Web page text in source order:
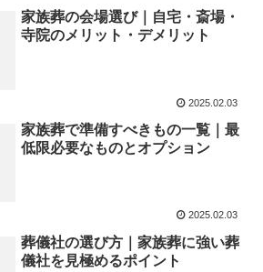
家族葬の会場選び｜自宅・斎場・
寺院のメリット・デメリット
2025.02.03
家族葬で準備すべきもの一覧｜最
低限必要なものとオプション
2025.02.03
葬儀社の選び方｜家族葬に強い葬
儀社を見極めるポイント